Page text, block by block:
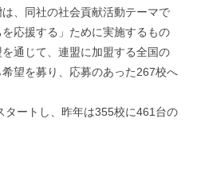
、同社の社会貢献活動テーマで
応援する」ために実施するもの
通じて、連盟に加盟する全国の
望を募り、応募のあった267校へ
タートし、昨年は355校に461台の